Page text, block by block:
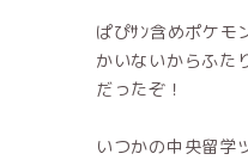
ぱぴｻﾝ含めポケモ
かいないからふた
だったぞ！
いつかの中央留学